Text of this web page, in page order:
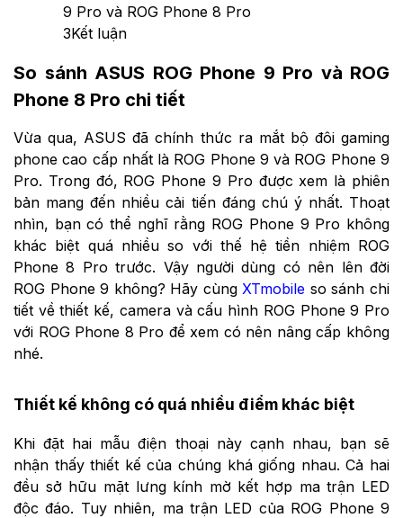
9 Pro và ROG Phone 8 Pro
3Kết luận
So sánh ASUS ROG Phone 9 Pro và ROG
Phone 8 Pro chi tiết
Vừa qua, ASUS đã chính thức ra mắt bộ đôi gaming
phone cao cấp nhất là ROG Phone 9 và ROG Phone 9
Pro. Trong đó, ROG Phone 9 Pro được xem là phiên
bản mang đến nhiều cải tiến đáng chú ý nhất. Thoạt
nhìn, bạn có thể nghĩ rằng ROG Phone 9 Pro không
khác biệt quá nhiều so với thế hệ tiền nhiệm ROG
Phone 8 Pro trước. Vậy người dùng có nên lên đời
ROG Phone 9 không? Hãy cùng XTmobile so sánh chi
tiết về thiết kế, camera và cấu hình ROG Phone 9 Pro
với ROG Phone 8 Pro để xem có nên nâng cấp không
nhé.
Thiết kế không có quá nhiều điểm khác biệt
Khi đặt hai mẫu điện thoại này cạnh nhau, bạn sẽ
nhận thấy thiết kế của chúng khá giống nhau. Cả hai
đều sở hữu mặt lưng kính mờ kết hợp ma trận LED
độc đáo. Tuy nhiên, ma trận LED của ROG Phone 9